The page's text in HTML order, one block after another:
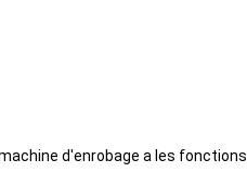
d'enrobage a les fonctions